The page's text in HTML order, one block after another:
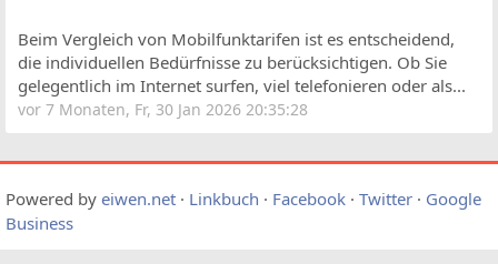
Beim Vergleich von Mobilfunktarifen ist es entscheidend,
die individuellen Bedürfnisse zu berücksichtigen. Ob Sie
gelegentlich im Internet surfen, viel telefonieren oder als...
vor 7 Monaten, Fr, 30 Jan 2026 20:35:28
Powered by eiwen.net · Linkbuch · Facebook · Twitter · Google
Business